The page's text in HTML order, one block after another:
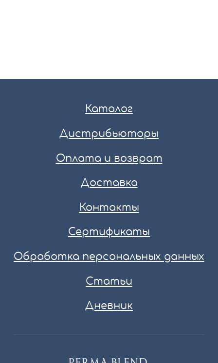
Каталог
Дистрибьюторы
Оплата и возврат
Доставка
Контакты
Сертификаты
Обработка персональных данных
Статьи
Дневник